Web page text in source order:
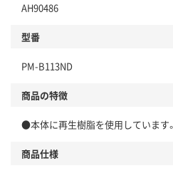
AH90486
型番
PM-B113ND
商品の特徴
●本体に再生樹脂を使用していま
商品仕様